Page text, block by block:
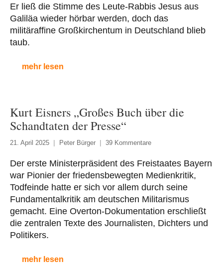
Er ließ die Stimme des Leute-Rabbis Jesus aus
Galiläa wieder hörbar werden, doch das
militäraffine Großkirchentum in Deutschland blieb
taub.
mehr lesen
Kurt Eisners „Großes Buch über die
Schandtaten der Presse“
21. April 2025 Peter Bürger 39 Kommentare
Der erste Ministerpräsident des Freistaates Bayern
war Pionier der friedensbewegten Medienkritik,
Todfeinde hatte er sich vor allem durch seine
Fundamentalkritik am deutschen Militarismus
gemacht. Eine Overton-Dokumentation erschließt
die zentralen Texte des Journalisten, Dichters und
Politikers.
mehr lesen